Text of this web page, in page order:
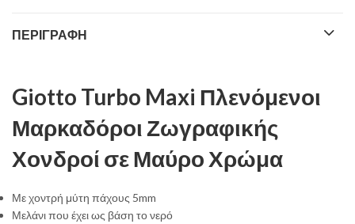
ΠΕΡΙΓΡΑΦΉ
Giotto Turbo Maxi Πλενόμενοι
Μαρκαδόροι Ζωγραφικής
Χονδροί σε Μαύρο Χρώμα
Με χοντρή μύτη πάχους 5mm
Μελάνι που έχει ως βάση το νερό